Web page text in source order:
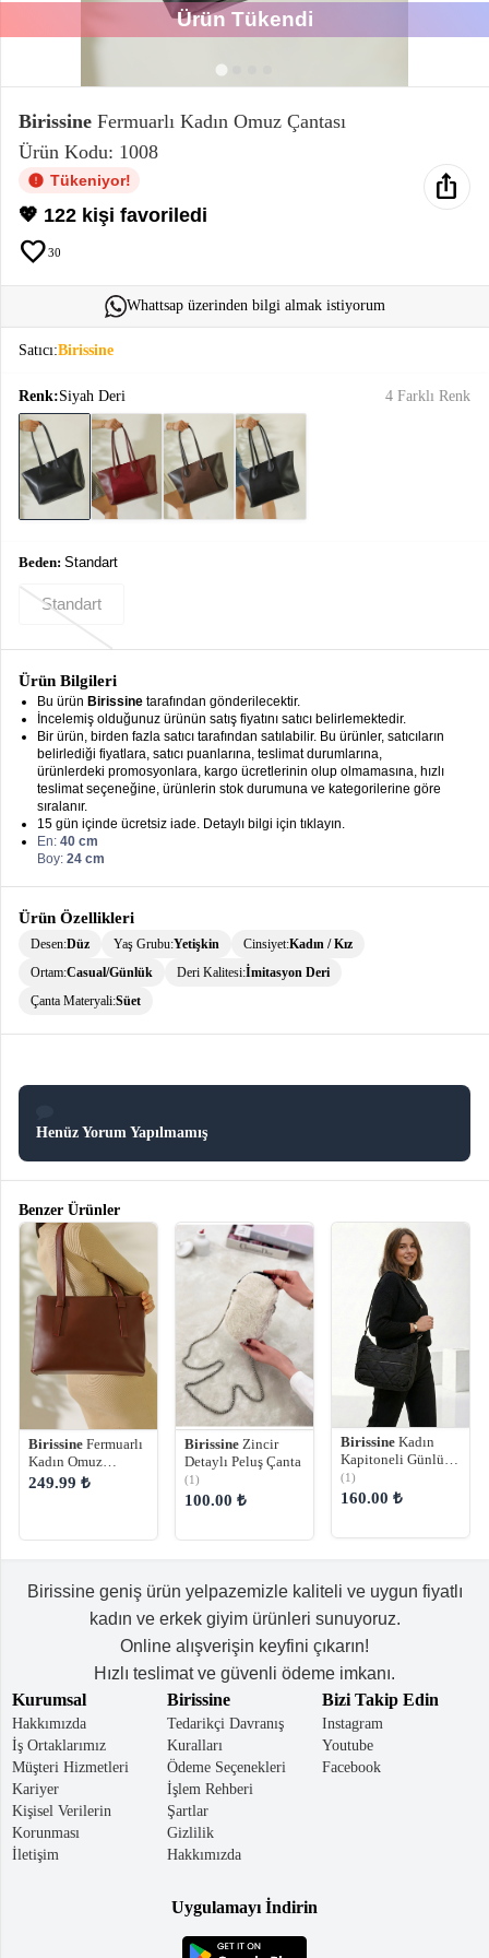
Sweatshirt
T-Shirt
Ev
Giyimkeyboard_arrow_down
Takımlar keyboard_arrow_down
keyboard_arrow_down
Giyim keyboard_arrow_down
Tesettür
Giyim keyboard_arrow_down
Büyük
Bedenkeyboard_arrow_down
İç
Giyimkeyboard_arrow_down
Ürün Tükendi
Birissine Fermuarlı Kadın Omuz Çantası
Ürün Kodu: 1008
Tükeniyor!
💖 122 kişi favoriledi
favorite30
ios_share
Whattsap üzerinden bilgi almak istiyorum
Satıcı:Birissine
Renk:Siyah Deri 4 Farklı Renk
Beden: Standart
Standart
Ürün Bilgileri
Bu ürün Birissine tarafından gönderilecektir.
İncelemiş olduğunuz ürünün satış fiyatını satıcı belirlemektedir.
Bir ürün, birden fazla satıcı tarafından satılabilir. Bu ürünler, satıcıların
belirlediği fiyatlara, satıcı puanlarına, teslimat durumlarına,
ürünlerdeki promosyonlara, kargo ücretlerinin olup olmamasına, hızlı
teslimat seçeneğine, ürünlerin stok durumuna ve kategorilerine göre
sıralanır.
15 gün içinde ücretsiz iade. Detaylı bilgi için tıklayın.
En: 40 cm
Boy: 24 cm
Ürün Özellikleri
Desen:Düz Yaş Grubu:Yetişkin Cinsiyet:Kadın / Kız
Ortam:Casual/Günlük Deri Kalitesi:İmitasyon Deri
Çanta Materyali:Süet
Henüz Yorum Yapılmamış
Benzer Ürünler
Birissine Fermuarlı
Kadın Omuz
Çantası
249.99 ₺
Birissine Zincir
Detaylı Peluş Çanta
(1)
100.00 ₺
Birissine Kadın
Kapitoneli Günlük
Çapraz Çanta
(1)
160.00 ₺
Birissine geniş ürün yelpazemizle kaliteli ve uygun fiyatlı
kadın ve erkek giyim ürünleri sunuyoruz.
Online alışverişin keyfini çıkarın!
Hızlı teslimat ve güvenli ödeme imkanı.
Kurumsal
Hakkımızda
İş Ortaklarımız
Müşteri Hizmetleri
Kariyer
Kişisel Verilerin
Korunması
İletişim
Birissine
Tedarikçi Davranış
Kuralları
Ödeme Seçenekleri
İşlem Rehberi
Şartlar
Gizlilik
Hakkımızda
Bizi Takip Edin
Instagram
Youtube
Facebook
Uygulamayı İndirin